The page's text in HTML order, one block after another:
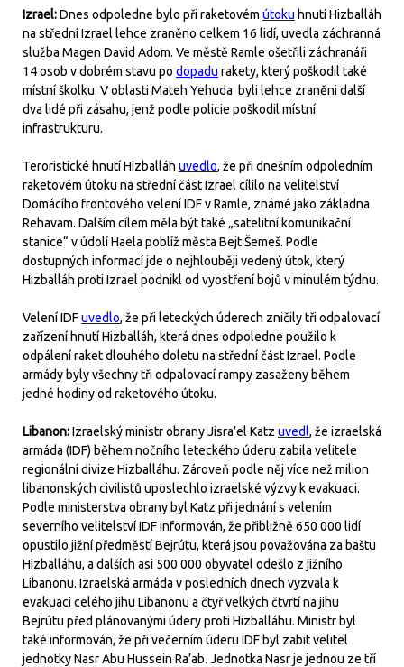
Izrael:Dnes odpoledne bylo při raketovém útoku hnutí Hizballáh
na střední Izrael lehce zraněno celkem 16 lidí, uvedla záchranná
služba Magen David Adom. Ve městě Ramle ošetřili záchranáři
14 osob v dobrém stavu po dopadu rakety, který poškodil také
místní školku. V oblasti Mateh Yehuda byli lehce zraněni další
dva lidé při zásahu, jenž podle policie poškodil místní
infrastrukturu.
Teroristické hnutí Hizballáh uvedlo, že při dnešním odpoledním
raketovém útoku na střední část Izrael cílilo na velitelství
Domácího frontového velení IDF v Ramle, známé jako základna
Rehavam. Dalším cílem měla být také „satelitní komunikační
stanice“ v údolí Haela poblíž města Bejt Šemeš. Podle
dostupných informací jde o nejhlouběji vedený útok, který
Hizballáh proti Izrael podnikl od vyostření bojů v minulém týdnu.
Velení IDFuvedlo, že při leteckých úderech zničily tři odpalovací
zařízení hnutí Hizballáh, která dnes odpoledne použilo k
odpálení raket dlouhého doletu na střední část Izrael. Podle
armády byly všechny tři odpalovací rampy zasaženy během
jedné hodiny od raketového útoku.
Libanon:Izraelský ministr obrany Jisra’el Katz uvedl, že izraelská
armáda (IDF) během nočního leteckého úderu zabila velitele
regionální divize Hizballáhu. Zároveň podle něj více než milion
libanonských civilistů uposlechlo izraelské výzvy k evakuaci.
Podle ministerstva obrany byl Katz při jednání s velením
severního velitelství IDF informován, že přibližně 650 000 lidí
opustilo jižní předměstí Bejrútu, která jsou považována za baštu
Hizballáhu, a dalších asi 500 000 obyvatel odešlo z jižního
Libanonu. Izraelská armáda v posledních dnech vyzvala k
evakuaci celého jihu Libanonu a čtyř velkých čtvrtí na jihu
Bejrútu před plánovanými údery proti Hizballáhu. Ministr byl
také informován, že při večerním úderu IDF byl zabit velitel
jednotky Nasr Abu Hussein Ra’ab. Jednotka Nasr je jednou ze tří